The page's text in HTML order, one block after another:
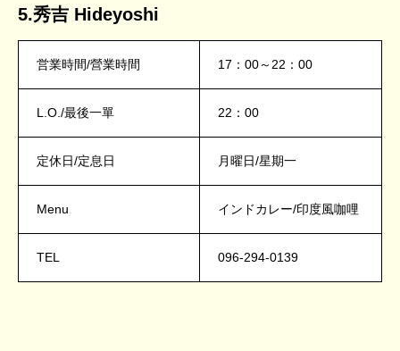
5.秀吉 Hideyoshi
営業時間/營業時間 17：00～22：00
L.O./最後一單 22：00
定休日/定息日 月曜日/星期一
Menu インドカレー/印度風咖哩
TEL 096-294-0139